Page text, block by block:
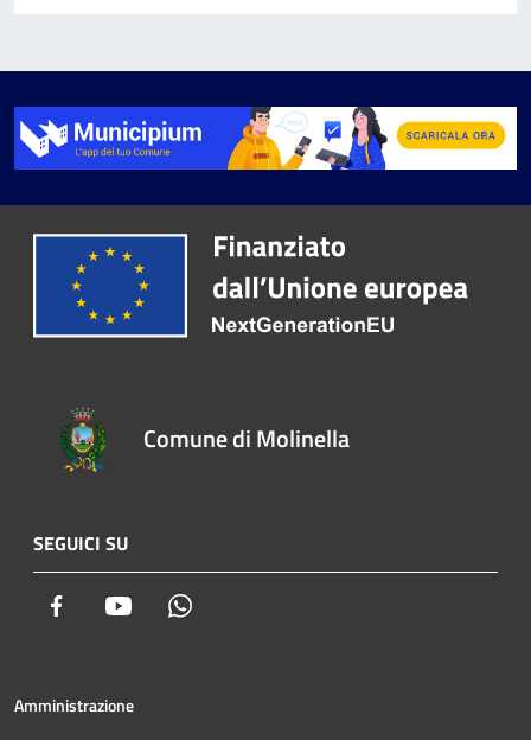
Comune di Molinella
SEGUICI SU
Facebook Youtube
Amministrazione